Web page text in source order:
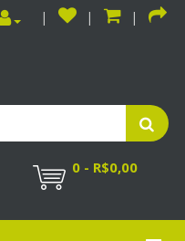
0 - R$0,00